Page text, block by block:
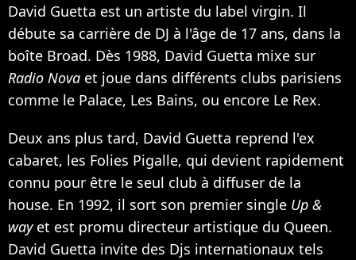
David Guetta est un artiste du label virgin. Il
débute sa carrière de DJ à l'âge de 17 ans, dans la
boîte Broad. Dès 1988, David Guetta mixe sur
Radio Nova et joue dans différents clubs parisiens
comme le Palace, Les Bains, ou encore Le Rex.
Deux ans plus tard, David Guetta reprend l'ex
cabaret, les Folies Pigalle, qui devient rapidement
connu pour être le seul club à diffuser de la
house. En 1992, il sort son premier single Up &
wayet est promu directeur artistique du Queen.
David Guetta invite des Djs internationaux tels